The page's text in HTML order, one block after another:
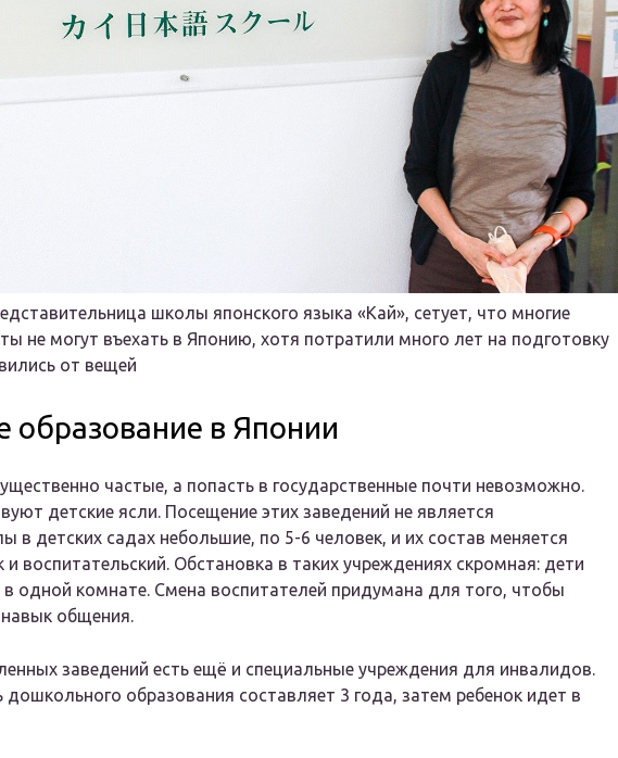
школы японского языка «Кай», сетует, что многие
не могут въехать в Японию, хотя потратили много лет на подготовку
от вещей
в Японии
частые, а попасть в государственные почти невозможно.
детские ясли. Посещение этих заведений не является
в детских садах небольшие, по 5-6 человек, и их состав меняется
воспитательский. Обстановка в таких учреждениях скромная: дети
в одной комнате. Смена воспитателей придумана для того, чтобы
навык общения.
заведений есть ещё и специальные учреждения для инвалидов.
образования составляет 3 года, затем ребенок идет в